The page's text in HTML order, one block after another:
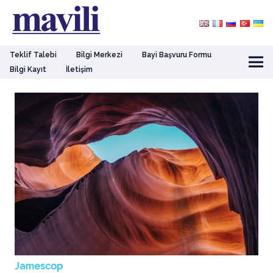
Teklif Talebi Bilgi Merkezi
Bayi Başvuru Formu
Bilgi Kayıt
İletişim
Jamescop